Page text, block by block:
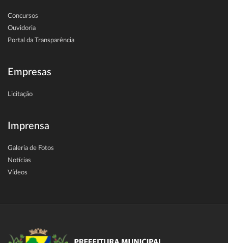
Concursos
Ouvidoria
Portal da Transparência
Empresas
Licitação
Imprensa
Galeria de Fotos
Notícias
Vídeos